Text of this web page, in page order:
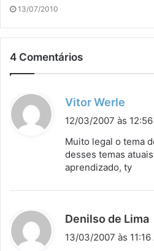
13/07/2010
4 Comentários
Vitor Werle
i
s
e
12/03/2007 às
Muito legal o tema
desses temas
aprendizado, ty
Denilso de Lima
i
13/03/2007 às 11:16